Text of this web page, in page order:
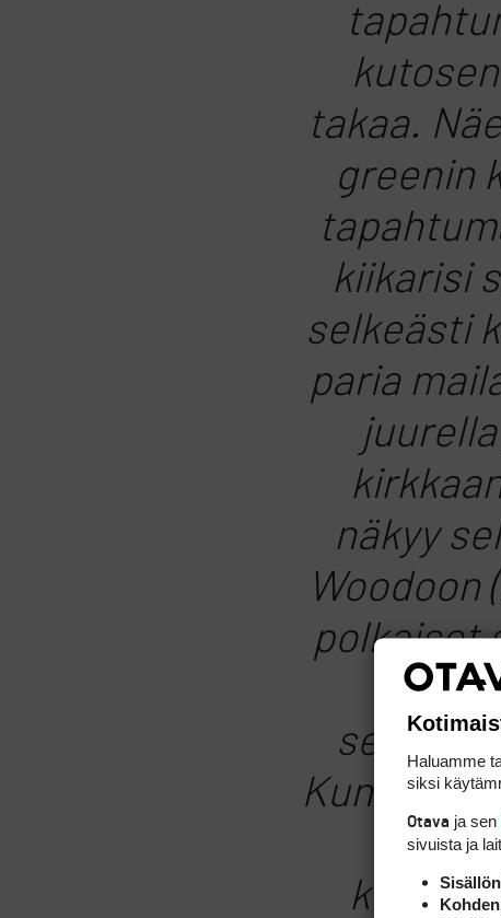
takaa.
greenin
kiikarisi
selkeästi
paria
näkyy
Woodoon
polkaiset
Kun ehdit
ja
Haluamme
siksi
Otava ja sen
sivuista ja